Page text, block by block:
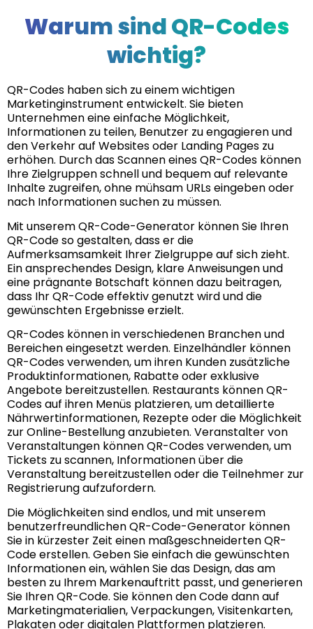
Warum sind QR-Codes
wichtig?
QR-Codes haben sich zu einem wichtigen
Marketinginstrument entwickelt. Sie bieten
Unternehmen eine einfache Möglichkeit,
Informationen zu teilen, Benutzer zu engagieren und
den Verkehr auf Websites oder Landing Pages zu
erhöhen. Durch das Scannen eines QR-Codes können
Ihre Zielgruppen schnell und bequem auf relevante
Inhalte zugreifen, ohne mühsam URLs eingeben oder
nach Informationen suchen zu müssen.
Mit unserem QR-Code-Generator können Sie Ihren
QR-Code so gestalten, dass er die
Aufmerksamsamkeit Ihrer Zielgruppe auf sich zieht.
Ein ansprechendes Design, klare Anweisungen und
eine prägnante Botschaft können dazu beitragen,
dass Ihr QR-Code effektiv genutzt wird und die
gewünschten Ergebnisse erzielt.
QR-Codes können in verschiedenen Branchen und
Bereichen eingesetzt werden. Einzelhändler können
QR-Codes verwenden, um ihren Kunden zusätzliche
Produktinformationen, Rabatte oder exklusive
Angebote bereitzustellen. Restaurants können QR-
Codes auf ihren Menüs platzieren, um detaillierte
Nährwertinformationen, Rezepte oder die Möglichkeit
zur Online-Bestellung anzubieten. Veranstalter von
Veranstaltungen können QR-Codes verwenden, um
Tickets zu scannen, Informationen über die
Veranstaltung bereitzustellen oder die Teilnehmer zur
Registrierung aufzufordern.
Die Möglichkeiten sind endlos, und mit unserem
benutzerfreundlichen QR-Code-Generator können
Sie in kürzester Zeit einen maßgeschneiderten QR-
Code erstellen. Geben Sie einfach die gewünschten
Informationen ein, wählen Sie das Design, das am
besten zu Ihrem Markenauftritt passt, und generieren
Sie Ihren QR-Code. Sie können den Code dann auf
Marketingmaterialien, Verpackungen, Visitenkarten,
Plakaten oder digitalen Plattformen platzieren.